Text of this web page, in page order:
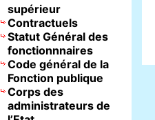
supérieur
Contractuels
Statut Général des
fonctionnnaires
Code général de la
Fonction publique
Corps des
administrateurs de